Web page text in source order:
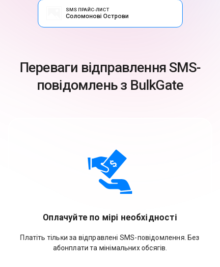
SMS ПРАЙС-ЛИСТ
Соломонові Острови
Переваги відправлення SMS-
повідомлень з BulkGate
Оплачуйте по мірі необхідності
Платіть тільки за відправлені SMS-повідомлення. Без
абонплати та мінімальних обсягів.